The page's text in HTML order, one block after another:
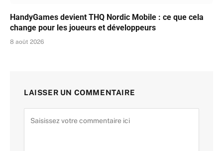
HandyGames devient THQ Nordic Mobile : ce que cela
change pour les joueurs et développeurs
8 août 2026
LAISSER UN COMMENTAIRE